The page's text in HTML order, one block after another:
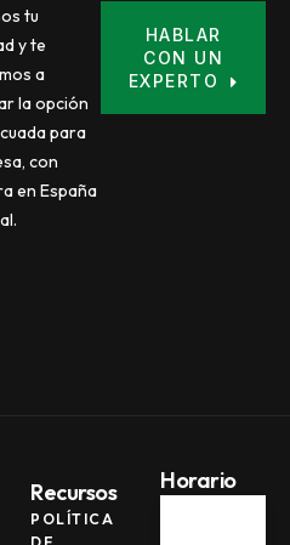
tu
y te
a
la opción
para
con
en España
HABLAR
CON UN
EXPERTO
Recursos
POLÍTICA
Horario